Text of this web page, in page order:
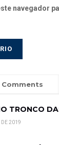
navegador
Comments
TRONCO
DE 2019